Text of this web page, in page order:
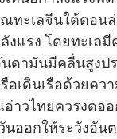
ณทะเลจีนใต้ตอ
แรง โดยทะเล
นดามันมีคลื่นสูง
อเดินเรือด้วยค
อ่าวไทยควรงด
ออกให้ระวังอัน